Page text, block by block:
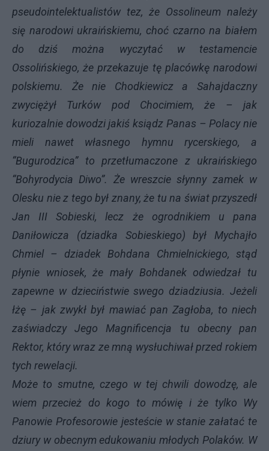
pseudointelektualistów tez, że Ossolineum należy
się narodowi ukraińskiemu, choć czarno na białem
do dziś można wyczytać w testamencie
Ossolińskiego, że przekazuje tę placówkę narodowi
polskiemu. Że nie Chodkiewicz a Sahajdaczny
zwyciężył Turków pod Chocimiem, że – jak
kuriozalnie dowodzi jakiś ksiądz Panas – Polacy nie
mieli nawet własnego hymnu rycerskiego, a
“Bugurodzica” to przetłumaczone z ukraińskiego
“Bohyrodycia Diwo”. Że wreszcie słynny zamek w
Olesku nie z tego był znany, że tu na świat przyszedł
Jan III Sobieski, lecz że ogrodnikiem u pana
Daniłowicza (dziadka Sobieskiego) był Mychajło
Chmiel – dziadek Bohdana Chmielnickiego, stąd
płynie wniosek, że mały Bohdanek odwiedzał tu
zapewne w dzieciństwie swego dziadziusia. Jeżeli
łżę – jak zwykł był mawiać pan Zagłoba, to niech
zaświadczy Jego Magnificencja tu obecny pan
Rektor, który wraz ze mną wysłuchiwał przed rokiem
tych rewelacji.
Może to smutne, czego w tej chwili dowodzę, ale
wiem przecież do kogo to mówię i że tylko Wy
Panowie Profesorowie jesteście w stanie załatać te
dziury w obecnym edukowaniu młodych Polaków. W